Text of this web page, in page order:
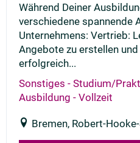
Während Deiner
verschiedene spannende
Unternehmens: Vertrieb:
Angebote zu erstellen
erfolgreich...
Sonstiges - Studium/
Ausbildung - Vollzeit
Bremen, Robert-